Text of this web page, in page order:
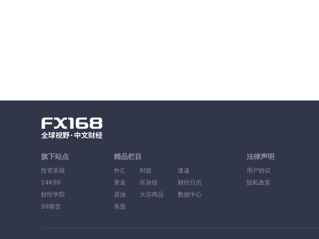
旗下站点
投资英雄
24K99
财经学院
99期货
精品栏目
外汇 时政
速递
黄金
区块链
财经日历
原油
大宗商品
数据中心
美股
法律声明
用户协议
隐私政策